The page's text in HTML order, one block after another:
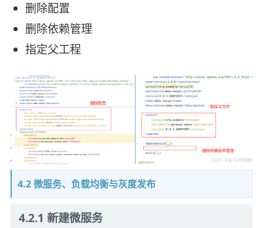
删除配置
删除依赖管理
指定父工程
4.2 微服务、负载均衡与灰度发布
4.2.1 新建微服务